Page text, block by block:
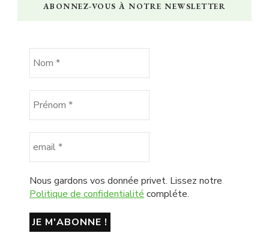
ABONNEZ-VOUS À NOTRE NEWSLETTER
Nous gardons vos donnée privet. Lissez notre
Politique de confidentialité compléte.